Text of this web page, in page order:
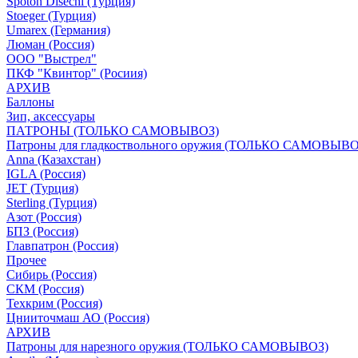
Stoeger (Турция)
Umarex (Германия)
Люман (Россия)
ООО "Выстрел"
ПКФ "Квинтор" (Росиия)
АРХИВ
Баллоны
Зип, аксессуары
ПАТРОНЫ (ТОЛЬКО САМОВЫВОЗ)
Патроны для гладкоствольного оружия (ТОЛЬКО
Anna (Казахстан)
IGLA (Россия)
JET (Турция)
Sterling (Турция)
Азот (Россия)
БПЗ (Россия)
Главпатрон (Россия)
Прочее
Сибирь (Россия)
СКМ (Россия)
Техкрим (Россия)
Цнииточмаш АО (Россия)
АРХИВ
Патроны для нарезного оружия (ТОЛЬКО САМОВЫВОЗ)